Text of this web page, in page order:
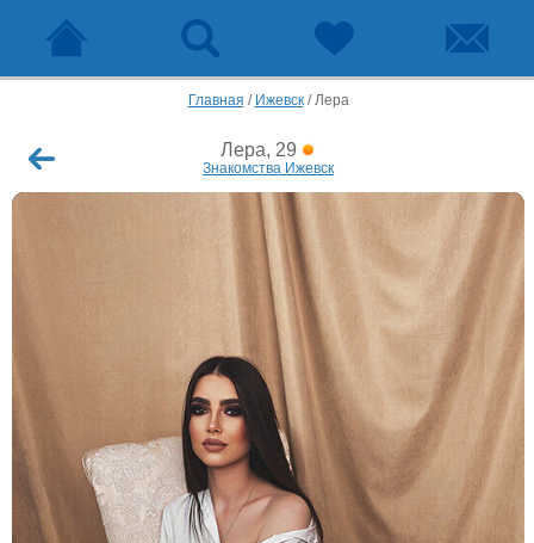
Главная / Ижевск/Лера
Лера, 29
Знакомства Ижевск